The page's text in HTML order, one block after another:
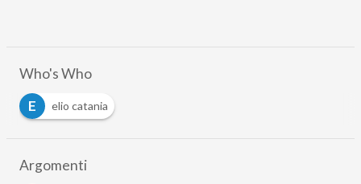
Who's Who
E
elio catania
Argomenti